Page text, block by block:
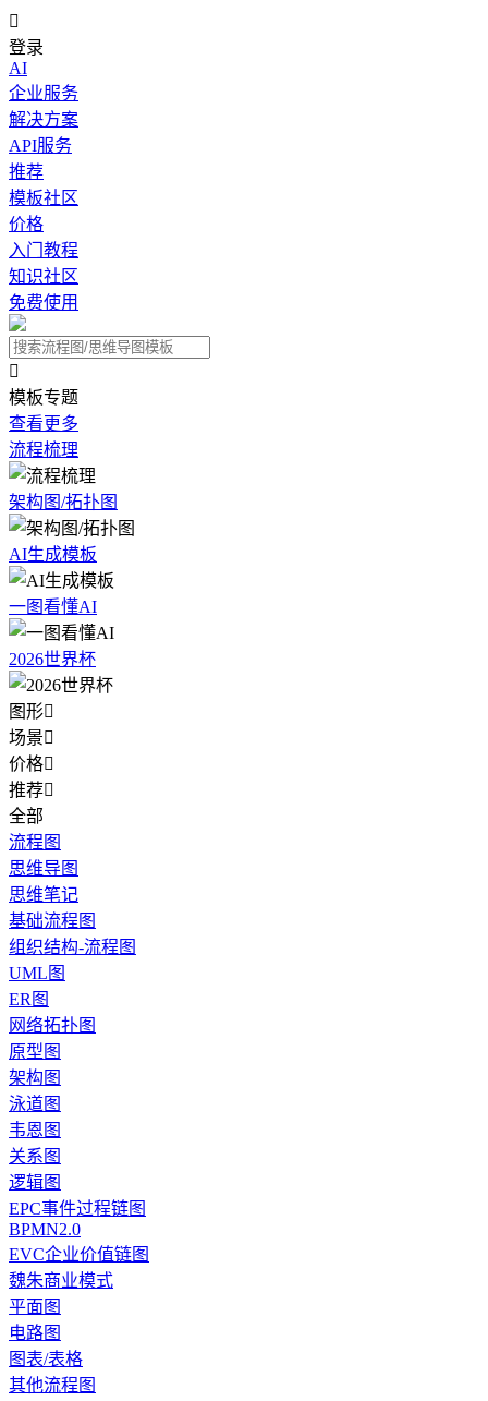

登录
AI
企业服务
解决方案
API服务
推荐
模板社区
价格
入门教程
知识社区
免费使用

模板专题
查看更多
流程梳理
架构图/拓扑图
AI生成模板
一图看懂AI
2026世界杯
图形
场景
价格
推荐
全部
流程图
思维导图
思维笔记
基础流程图
组织结构-流程图
UML图
ER图
网络拓扑图
原型图
架构图
泳道图
韦恩图
关系图
逻辑图
EPC事件过程链图
BPMN2.0
EVC企业价值链图
魏朱商业模式
平面图
电路图
图表/表格
其他流程图